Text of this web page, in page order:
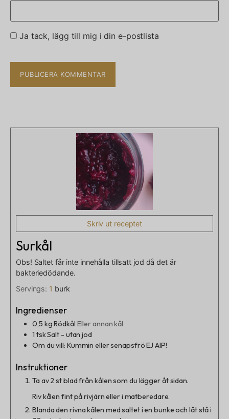
Ja tack, lägg till mig i din e-postlista
Skriv ut receptet
Surkål
Obs! Saltet får inte innehålla tillsatt jod då det är
bakteriedödande.
Servings: 1 burk
Ingredienser
0,5 kgRödkål Eller annan kål
1 tskSalt - utan jod
Om du vill: Kummin eller senapsfrö EJ AIP!
Instruktioner
Ta av 2 st blad från kålen som du lägger åt sidan.
Riv kålen fint på rivjärn eller i matberedare.
Blanda den rivna kålen med saltet i en bunke och låt stå i